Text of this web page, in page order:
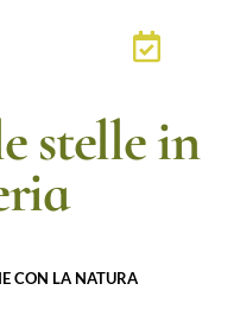
stelle in
CON LA NATURA